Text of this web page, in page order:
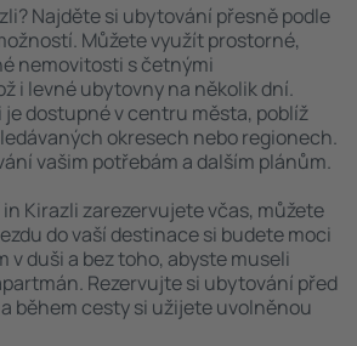
Najděte si ubytování přesně podle
Můžete využít prostorné,
nemovitosti s četnými
i levné ubytovny na několik dní.
dostupné v centru města, poblíž
okresech nebo regionech.
vašim potřebám a dalším plánům.
Kirazli zarezervujete včas, můžete
do vaší destinace si budete moci
v duši a bez toho, abyste museli
Rezervujte si ubytování před
během cesty si užijete uvolněnou